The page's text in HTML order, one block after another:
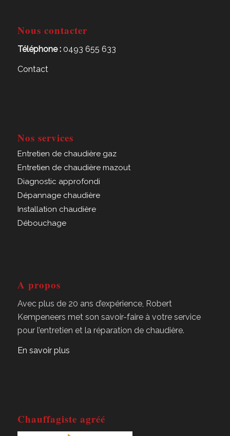
Nous contacter
Téléphone : 0493 655 633
Contact
Nos services
Entretien de chaudière gaz
Entretien de chaudière mazout
Diagnostic approfondi
Dépannage chaudière
Installation chaudière
Débouchage
A propos
Avec plus de 20 ans d’expérience, Robert
Kempeneers met son savoir-faire à votre service
pour l’entretien et la réparation de chaudière.
En savoir plus
Chauffagiste agréé